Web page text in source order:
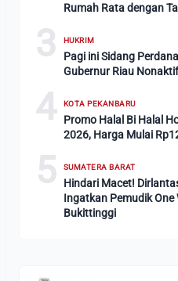
Rumah Rata dengan
3 HUKRIM
Pagi ini Sidang
Gubernur Riau
4 KOTA PEKANBARU
Promo Halal Bi Halal
2026, Harga Mulai
5 SUMATERA BARAT
Hindari Macet!
Ingatkan Pemudik One
Bukittinggi